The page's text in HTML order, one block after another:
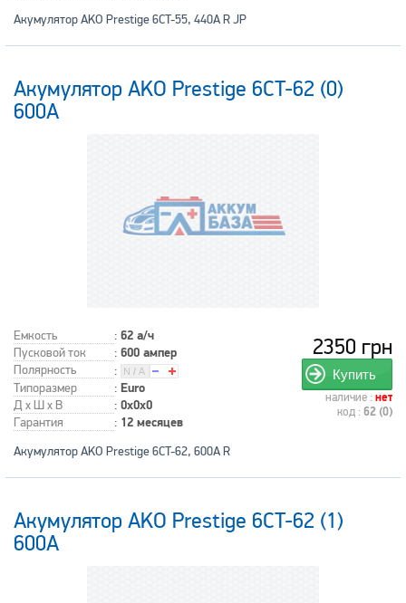
Акумулятор AKO Prestige 6CT-55, 440A R JP
Акумулятор AKO Prestige 6CT-62 (0)
600A
Емкость : 62 а/ч
Пусковой ток : 600 ампер
Полярность
:
Типоразмер
: Euro
Д x Ш x В : 0x0x0
Гарантия : 12 месяцев
2350 грн
Купить
наличие : нет
код : 62 (0)
Акумулятор AKO Prestige 6CT-62, 600A R
Акумулятор AKO Prestige 6CT-62 (1)
600A